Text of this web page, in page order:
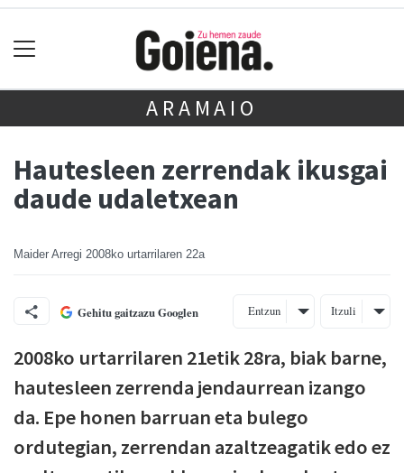
ARAMAIO
Hautesleen zerrendak ikusgai
daude udaletxean
Maider Arregi 2008ko urtarrilaren 22a
Gehitu gaitzazu Googlen Entzun Itzuli
2008ko urtarrilaren 21etik 28ra, biak barne,
hautesleen zerrenda jendaurrean izango
da. Epe honen barruan eta bulego
ordutegian, zerrendan azaltzeagatik edo ez